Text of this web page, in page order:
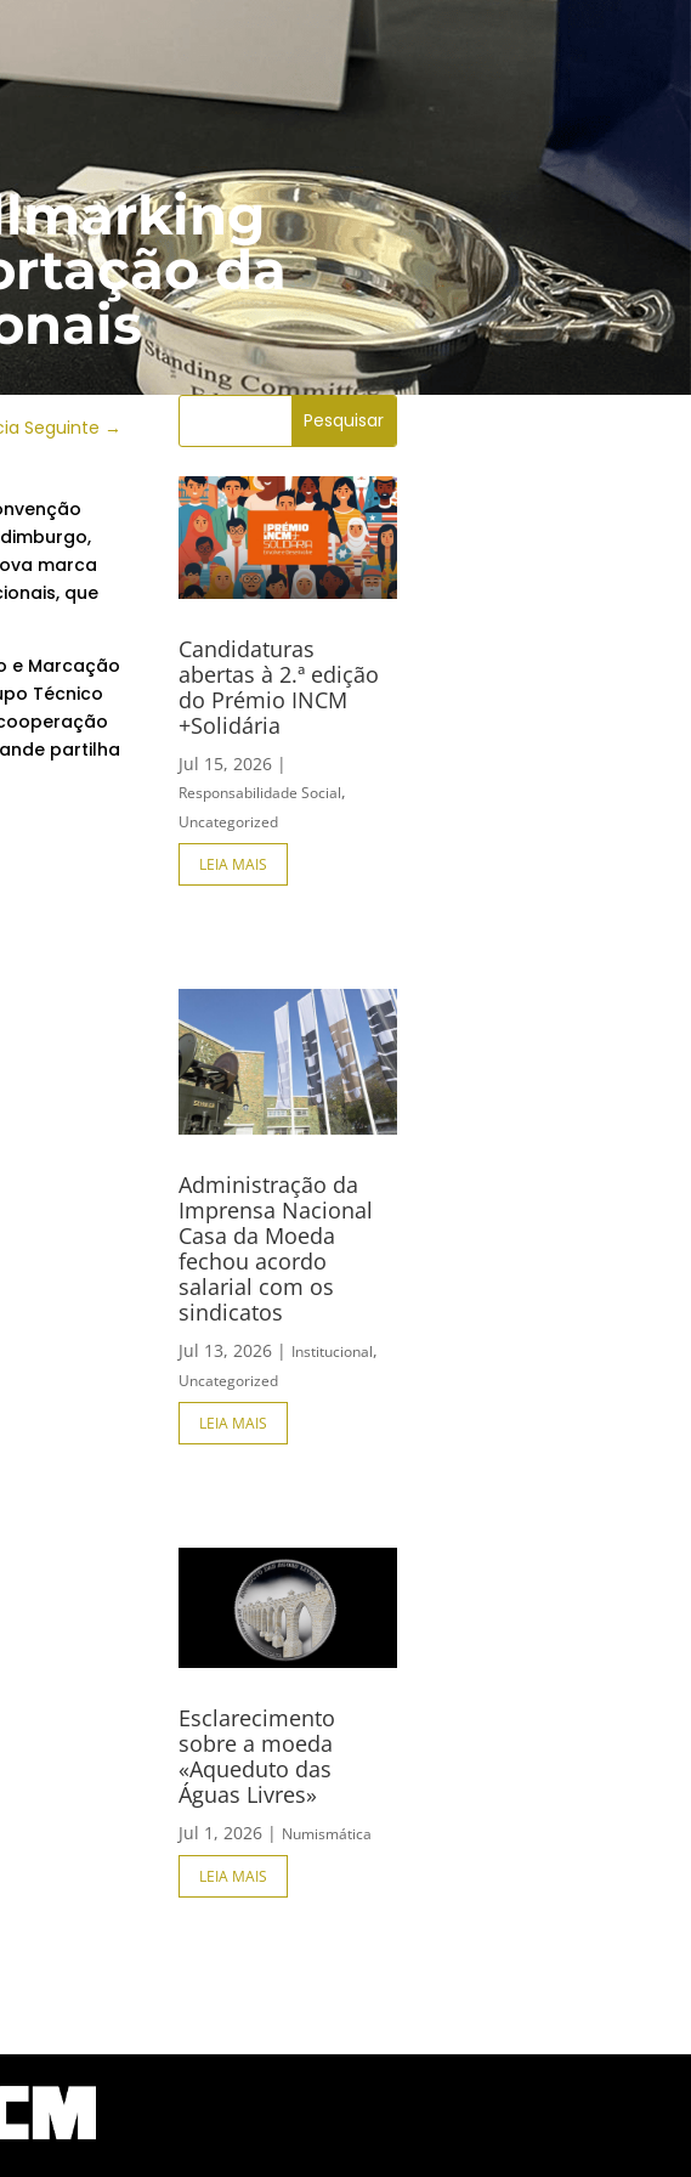
da
Seguinte →
marca
que
e Marcação
Técnico
partilha
Candidaturas
abertas à 2.ª edição
do Prémio INCM
+Solidária
Jul 15, 2026 |
Responsabilidade Social,
Uncategorized
LEIA MAIS
Administração da
Imprensa Nacional
Casa da Moeda
fechou acordo
salarial com os
sindicatos
Jul 13, 2026 | Institucional,
Uncategorized
LEIA MAIS
Esclarecimento
sobre a moeda
«Aqueduto das
Águas Livres»
Jul 1, 2026 | Numismática
LEIA MAIS